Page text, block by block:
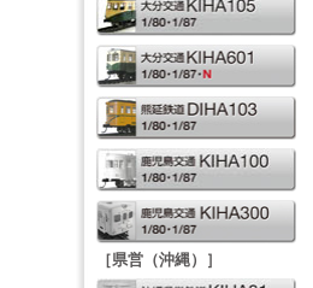
［県営（沖縄）］